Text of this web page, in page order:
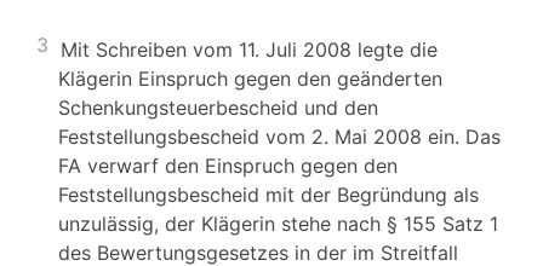
3 Mit Schreiben vom 11. Juli 2008 legte die
Klägerin Einspruch gegen den geänderten
Schenkungsteuerbescheid und den
Feststellungsbescheid vom 2. Mai 2008 ein. Das
FA verwarf den Einspruch gegen den
Feststellungsbescheid mit der Begründung als
unzulässig, der Klägerin stehe nach § 155 Satz 1
des Bewertungsgesetzes in der im Streitfall